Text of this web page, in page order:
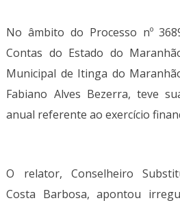
No âmbito do Processo nº
Contas do Estado do
Municipal de Itinga do
Fabiano Alves Bezerra, teve
anual referente ao exercício
O relator, Conselheiro
Costa Barbosa, apontou